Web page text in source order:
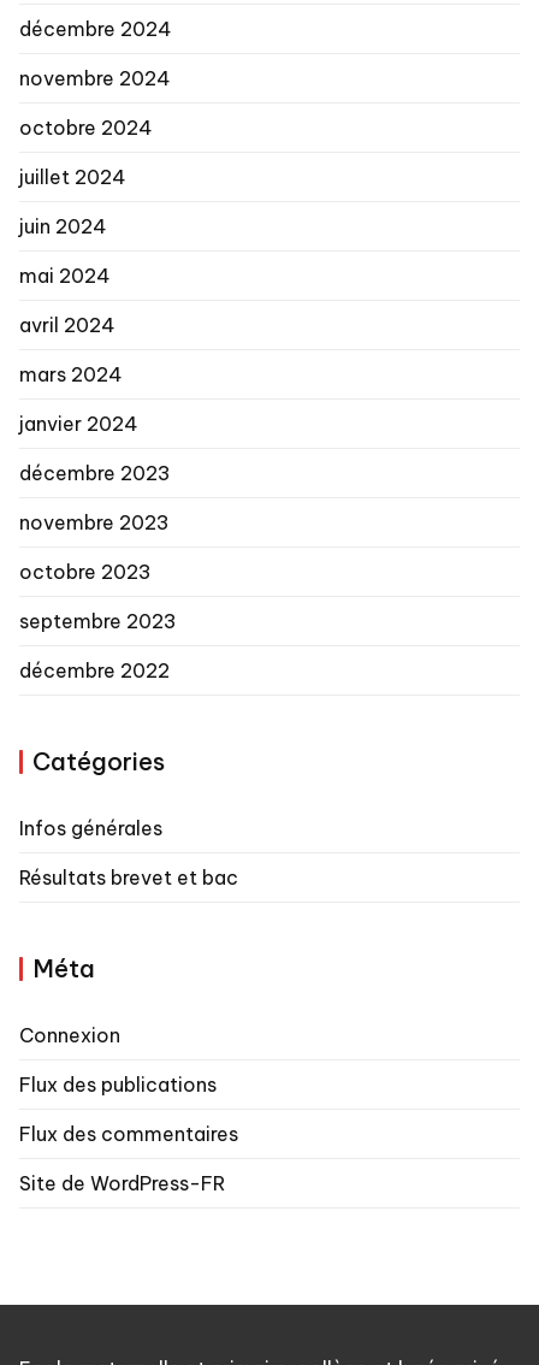
décembre 2024
novembre 2024
octobre 2024
juillet 2024
juin 2024
mai 2024
avril 2024
mars 2024
janvier 2024
décembre 2023
novembre 2023
octobre 2023
septembre 2023
décembre 2022
Catégories
Infos générales
Résultats brevet et bac
Méta
Connexion
Flux des publications
Flux des commentaires
Site de WordPress-FR